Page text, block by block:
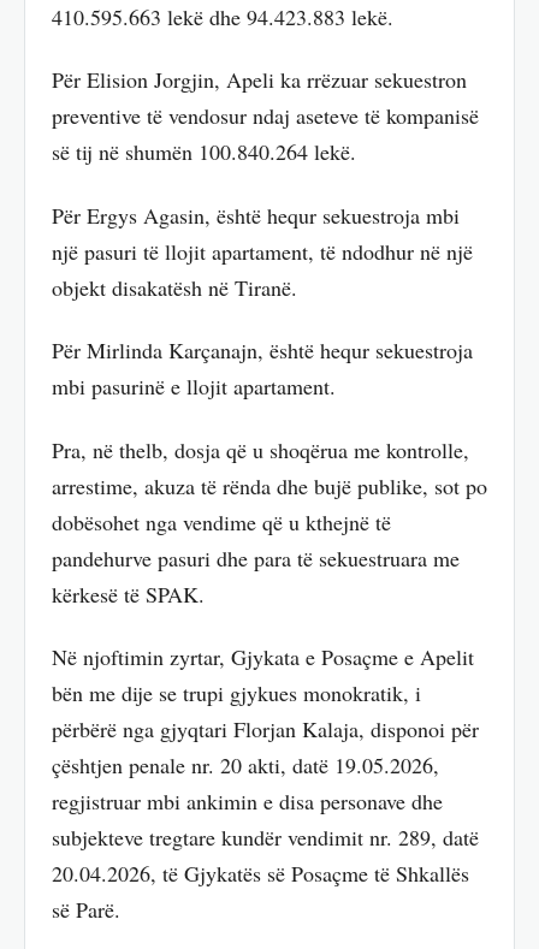
410.595.663 lekë dhe 94.423.883 lekë.
Për Elision Jorgjin, Apeli ka rrëzuar sekuestron
preventive të vendosur ndaj aseteve të kompanisë
së tij në shumën 100.840.264 lekë.
Për Ergys Agasin, është hequr sekuestroja mbi
një pasuri të llojit apartament, të ndodhur në një
objekt disakatësh në Tiranë.
Për Mirlinda Karçanajn, është hequr sekuestroja
mbi pasurinë e llojit apartament.
Pra, në thelb, dosja që u shoqërua me kontrolle,
arrestime, akuza të rënda dhe bujë publike, sot po
dobësohet nga vendime që u kthejnë të
pandehurve pasuri dhe para të sekuestruara me
kërkesë të SPAK.
Në njoftimin zyrtar, Gjykata e Posaçme e Apelit
bën me dije se trupi gjykues monokratik, i
përbërë nga gjyqtari Florjan Kalaja, disponoi për
çështjen penale nr. 20 akti, datë 19.05.2026,
regjistruar mbi ankimin e disa personave dhe
subjekteve tregtare kundër vendimit nr. 289, datë
20.04.2026, të Gjykatës së Posaçme të Shkallës
së Parë.